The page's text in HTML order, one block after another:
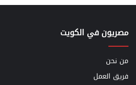
مصريون في الكويت
من نحن
فريق العمل